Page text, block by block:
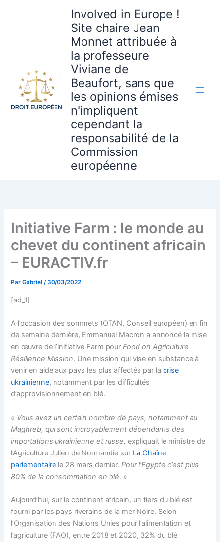
Involved in Europe !
Site chaire Jean
Monnet attribuée à
la professeure
Viviane de
Beaufort, sans que
les opinions émises
n'impliquent
cependant la
responsabilité de la
Commission
européenne
Initiative Farm : le monde au
chevet du continent africain
– EURACTIV.fr
ParGabriel/30/03/2022
[ad_1]
A l’occasion des sommets (OTAN, Conseil européen) en fin
de semaine dernière, Emmanuel Macron a annoncé la mise
en œuvre de l’initiative Farm pourFood on Agriculture
Résilience Mission. Une mission qui vise en substance à
venir en aide aux pays les plus affectés par lacrise
ukrainienne, notamment par les difficultés
d’approvisionnement en blé.
« Vous avez un certain nombre de pays, notamment au
Maghreb, qui sont incroyablement dépendants des
importations ukrainienne et russe,expliquait le ministre de
l’Agriculture Julien de Normandie sur La Chaîne
parlementaire le 28 mars dernier. Pour l’Egypte c’est plus
80% de la consommation en blé. »
Aujourd’hui, sur le continent africain, un tiers du blé est
fourni par les pays riverains de la mer Noire. Selon
l’Organisation des Nations Unies pour l’alimentation et
l’agriculture (FAO), entre 2018 et 2020, 32% du blé